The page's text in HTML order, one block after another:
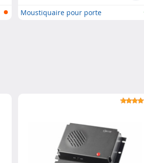
Moustiquaire pour porte